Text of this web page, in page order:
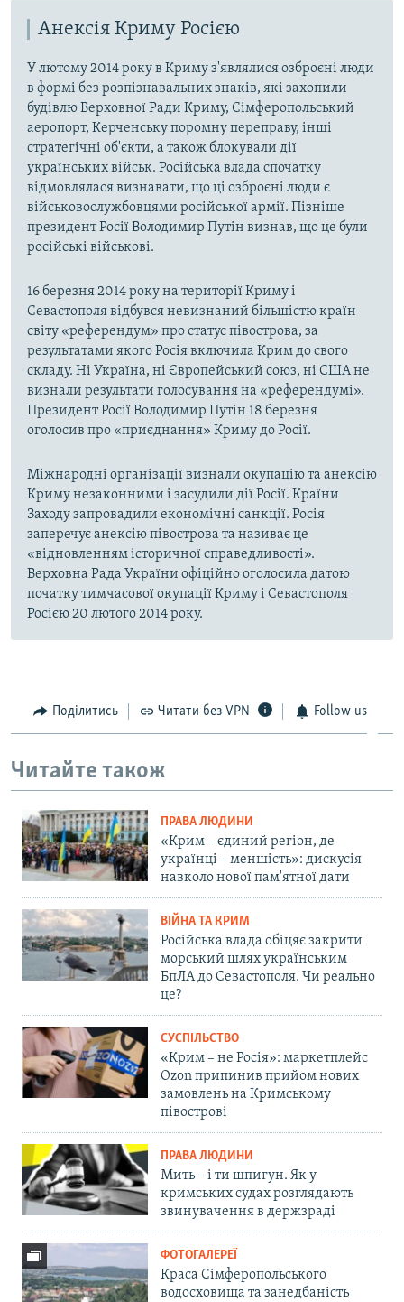
Анексія Криму Росією
У лютому 2014 року в Криму з'являлися озброєні люди
в формі без розпізнавальних знаків, які захопили
будівлю Верховної Ради Криму, Сімферопольський
аеропорт, Керченську поромну переправу, інші
стратегічні об'єкти, а також блокували дії
українських військ. Російська влада спочатку
відмовлялася визнавати, що ці озброєні люди є
військовослужбовцями російської армії. Пізніше
президент Росії Володимир Путін визнав, що це були
російські військові.
16 березня 2014 року на території Криму і
Севастополя відбувся невизнаний більшістю країн
світу «референдум» про статус півострова, за
результатами якого Росія включила Крим до свого
складу. Ні Україна, ні Європейський союз, ні США не
визнали результати голосування на «референдумі».
Президент Росії Володимир Путін 18 березня
оголосив про «приєднання» Криму до Росії.
Міжнародні організації визнали окупацію та анексію
Криму незаконними і засудили дії Росії. Країни
Заходу запровадили економічні санкції. Росія
заперечує анексію півострова та називає це
«відновленням історичної справедливості».
Верховна Рада України офіційно оголосила датою
початку тимчасової окупації Криму і Севастополя
Росією 20 лютого 2014 року.
Поділитись Читати без VPN Follow us
Читайте також
ПРАВА ЛЮДИНИ
«Крим – єдиний регіон, де
українці – меншість»: дискусія
навколо нової пам'ятної дати
ВІЙНА ТА КРИМ
Російська влада обіцяє закрити
морський шлях українським
БпЛА до Севастополя. Чи реально
це?
СУСПІЛЬСТВО
«Крим – не Росія»: маркетплейс
Ozon припинив прийом нових
замовлень на Кримському
півострові
ПРАВА ЛЮДИНИ
Мить – і ти шпигун. Як у
кримських судах розглядають
звинувачення в держзраді
ФОТОГАЛЕРЕЇ
Краса Сімферопольського
водосховища та занедбаність